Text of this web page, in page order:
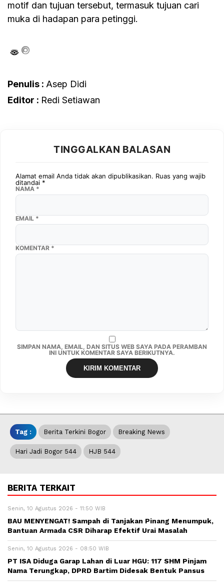
motif dan tujuan tersebut, termasuk tujuan cari
muka di hadapan para petinggi.
Penulis : Asep Didi
Editor : Redi Setiawan
TINGGALKAN BALASAN
Alamat email Anda tidak akan dipublikasikan. Ruas yang wajib
ditandai *
KOMENTAR*
NAMA *
EMAIL*
SIMPAN NAMA, EMAIL, DAN SITUS WEB SAYA PADA PERAMBAN
INI UNTUK KOMENTAR SAYA BERIKUTNYA.
Tag : Berita Terkini Bogor Breaking News
Hari Jadi Bogor 544 HJB 544
BERITA TERKAIT
Senin, 10 Agustus 2026 - 11:50 WIB
BAU MENYENGAT! Sampah di Tanjakan Pinang Menumpuk,
Bantuan Armada CSR Diharap Efektif Urai Masalah
Senin, 10 Agustus 2026 - 08:50 WIB
PT ISA Diduga Garap Lahan di Luar HGU: 117 SHM Pinjam
Nama Terungkap, DPRD Bartim Didesak Bentuk Pansus